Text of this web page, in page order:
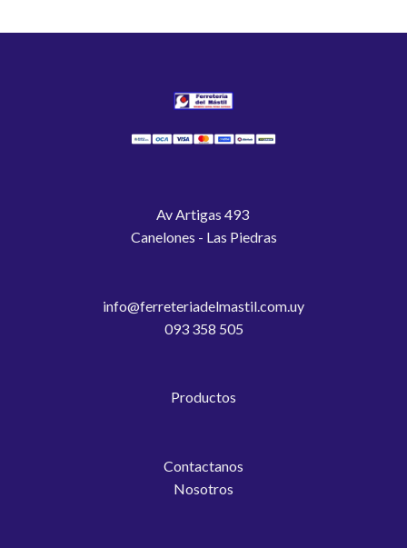
Av Artigas 493
Canelones - Las Piedras
info@ferreteriadelmastil.com.uy
093 358 505
Productos
Contactanos
Nosotros